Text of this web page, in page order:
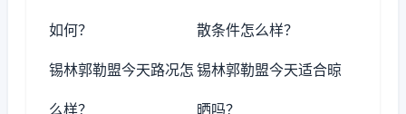
如何？ 散条件怎么样？
锡林郭勒盟今天路况怎
么样？
锡林郭勒盟今天适合晾
晒吗？